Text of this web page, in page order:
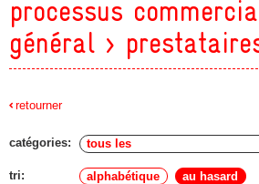
processus
général >
retourner
catégories:
tri: alphabétique au hasard